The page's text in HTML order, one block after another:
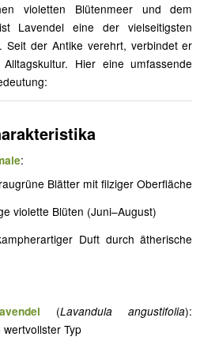
violetten Blütenmeer und dem
Lavendel eine der vielseitigsten
Seit der Antike verehrt, verbindet er
Hier eine umfassende
:
Blätter mit filziger Oberfläche
violette Blüten (Juni–August)
Duft durch ätherische
(Lavandula angustifolia):
wertvollster Typ